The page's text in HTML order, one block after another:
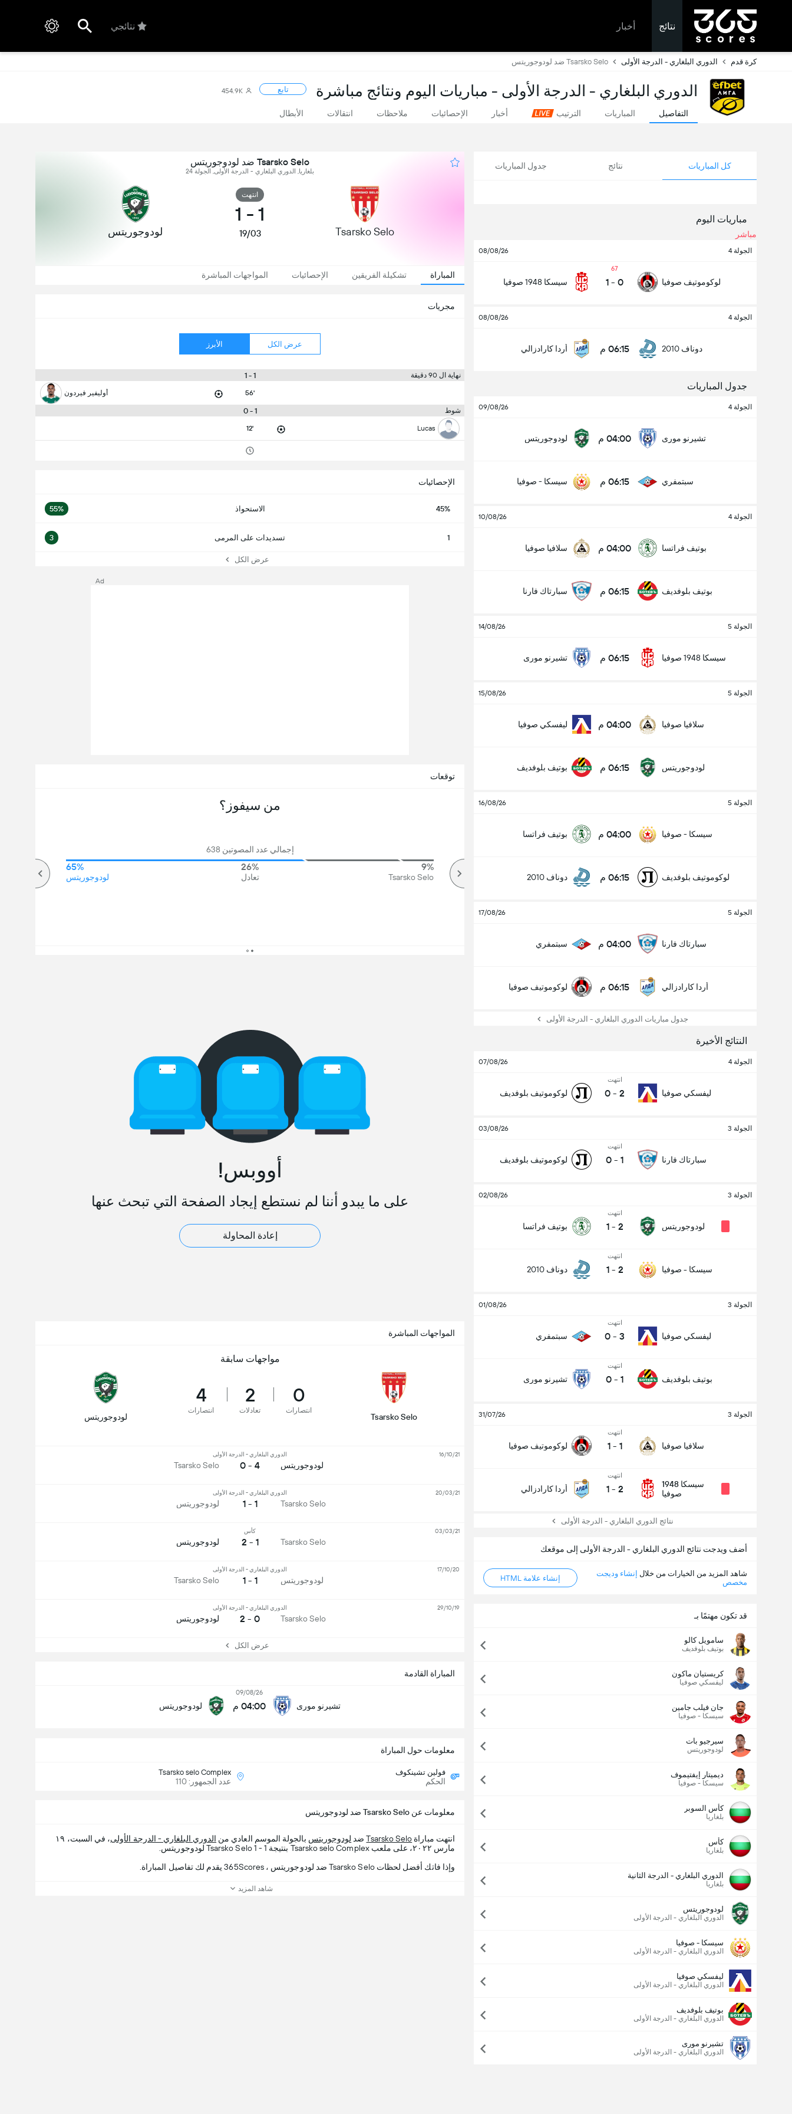
نتائج أخبار نتائجي
كرة قدم الدوري البلغاري - الدرجة الأولى Tsarsko Selo ضد لودوجوريتس
الدوري البلغاري - الدرجة الأولى - مباريات اليوم ونتائج مباشرة تابع 454.9K
التفاصيل المباريات الترتيب أخبار الإحصائيات ملاحظات انتقالات الأبطال
كل المباريات نتائج جدول المباريات
مباريات اليوم
مباشر
الجولة 4 08/08/26
لوكوموتيف صوفيا
67
0
-
1 سيسكا 1948 صوفيا
الجولة 4 08/08/26
دوناف 2010 06:15 م أردا كارادزالي
جدول المباريات
الجولة 4 09/08/26
تشيرنو مورى 04:00 م لودوجوريتس
سبتمفري 06:15 م سيسكا - صوفيا
الجولة 4 10/08/26
بوتيف فراتسا 04:00 م سلافيا صوفيا
بوتيف بلوفديف 06:15 م سبارتاك فارنا
الجولة 5 14/08/26
سيسكا 1948 صوفيا 06:15 م تشيرنو مورى
الجولة 5 15/08/26
سلافيا صوفيا 04:00 م ليفسكي صوفيا
لودوجوريتس 06:15 م بوتيف بلوفديف
الجولة 5 16/08/26
سيسكا - صوفيا 04:00 م بوتيف فراتسا
لوكوموتيف بلوفديف 06:15 م دوناف 2010
الجولة 5 17/08/26
سبارتاك فارنا 04:00 م سبتمفري
أردا كارادزالي 06:15 م لوكوموتيف صوفيا
جدول مباريات الدوري البلغاري - الدرجة الأولى
النتائج الأخيرة
الجولة 4 07/08/26
ليفسكي صوفيا
انتهت
2
-
0 لوكوموتيف بلوفديف
الجولة 3 03/08/26
سبارتاك فارنا
انتهت
1
-
0 لوكوموتيف بلوفديف
الجولة 3 02/08/26
لودوجوريتس
انتهت
2
-
1 بوتيف فراتسا
سيسكا - صوفيا
انتهت
2
-
1 دوناف 2010
الجولة 3 01/08/26
ليفسكي صوفيا
انتهت
3
-
0 سبتمفري
بوتيف بلوفديف
انتهت
1
-
0 تشيرنو مورى
الجولة 3 31/07/26
سلافيا صوفيا
انتهت
1
-
1 لوكوموتيف صوفيا
سيسكا 1948
صوفيا
انتهت
2
-
1 أردا كارادزالي
نتائج الدوري البلغاري - الدرجة الأولى
أضف ويدجت نتائج الدوري البلغاري - الدرجة الأولى إلى موقعك
شاهد المزيد من الخيارات من خلال إنشاء وديجت
مخصص
إنشاء علامة HTML
قد تكون مهتمًا بـ
سامويل كالو
بوتيف بلوفديف
كريستيان ماكون
ليفسكي صوفيا
جان فيلب جامين
سيسكا - صوفيا
سيرجيو بات
لودوجوريتس
ديميتار إيفتيموف
سيسكا - صوفيا
كأس السوبر
بلغاريا
كأس
بلغاريا
الدوري البلغاري - الدرجة الثانية
بلغاريا
لودوجوريتس
الدوري البلغاري - الدرجة الأولى
سيسكا - صوفيا
الدوري البلغاري - الدرجة الأولى
ليفسكي صوفيا
الدوري البلغاري - الدرجة الأولى
بوتيف بلوفديف
الدوري البلغاري - الدرجة الأولى
تشيرنو مورى
الدوري البلغاري - الدرجة الأولى
Tsarsko Selo ضد لودوجوريتس
بلغاريا, الدوري البلغاري - الدرجة الأولى, الجولة 24
Tsarsko Selo
انتهت
1
-
1
19/03 لودوجوريتس
المباراة تشكيلة الفريقين الإحصائيات المواجهات المباشرة
مجريات
عرض الكل الأبرز
نهاية ال 90 دقيقة 1 - 1
56' أوليفير فيردون
شوط 1 - 0
Lucas
12'
المباراة القادمة
تشيرنو مورى
09/08/26
04:00 م لودوجوريتس
الإحصائيات
45% الاستحواذ 55%
1 تسديدات على المرمى 3
عرض الكل
معلومات حول المباراة
فولين تشينكوف
الحكم
Tsarsko selo Complex
عدد الجمهور: 110
أووبس!
على ما يبدو أننا لم نستطع إيجاد الصفحة التي تبحث عنها
إعادة المحاولة
توقعات
من سيفوز؟
إجمالي عدد المصوتين 638
9%
Tsarsko Selo
26%
تعادل
65%
لودوجوريتس
المواجهات المباشرة
مواجهات سابقة
Tsarsko Selo
0
انتصارات
2
تعادلات
4
انتصارات
لودوجوريتس
لودوجوريتس
الدوري البلغاري - الدرجة الأولى
4 - 0
Tsarsko Selo
16/10/21
Tsarsko Selo
الدوري البلغاري - الدرجة الأولى
1 - 1 لودوجوريتس
20/03/21
Tsarsko Selo
كأس
1 - 2 لودوجوريتس
03/03/21
لودوجوريتس
الدوري البلغاري - الدرجة الأولى
1 - 1
Tsarsko Selo
17/10/20
Tsarsko Selo
الدوري البلغاري - الدرجة الأولى
0 - 2 لودوجوريتس
29/10/19
عرض الكل
Ad
معلومات عن Tsarsko Selo ضد لودوجوريتس
انتهت مباراة Tsarsko Seloضد لودوجوريتس بالجولة الموسم العادي من الدوري البلغاري - الدرجة الأولى
، في السبت، ١٩
مارس ٢٠٢٢، على ملعب Tsarsko selo Complex بنتيجة Tsarsko Selo 1 - 1 لودوجوريتس.
وإذا فاتك أفضل لحظات Tsarsko Selo ضد لودوجوريتس ، 365Scores يقدم لك تفاصيل المباراة.
شاهد المزيد